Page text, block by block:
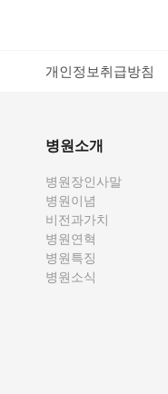
개인정보취급방침
병원소개
병원장인사말
병원이념
비전과가치
병원연혁
병원특징
병원소식